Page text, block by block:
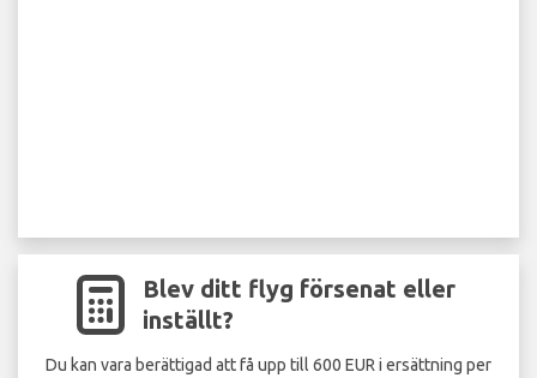
Blev ditt flyg försenat eller
inställt?
Du kan vara berättigad att få upp till 600 EUR i ersättning per